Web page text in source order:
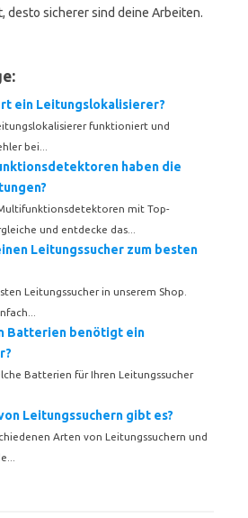
desto sicherer sind deine Arbeiten.
ein Leitungslokalisierer?
funktioniert und
bei...
haben die
mit Top-
und entdecke das...
Leitungssucher zum besten
Leitungssucher in unserem Shop.
Batterien benötigt ein
Batterien für Ihren Leitungssucher
Leitungssuchern gibt es?
Arten von Leitungssuchern und